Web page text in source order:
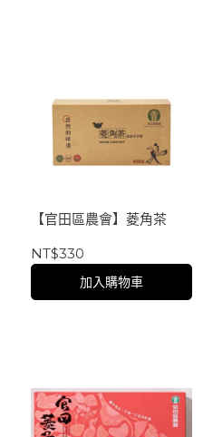
【官田區農會】菱角茶
NT$330
加入購物車